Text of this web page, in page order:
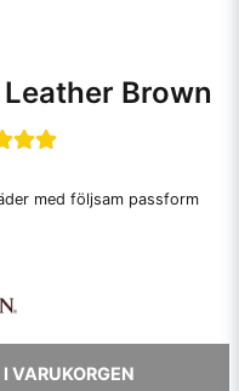
Brown
med följsam passform
VARUKORGEN